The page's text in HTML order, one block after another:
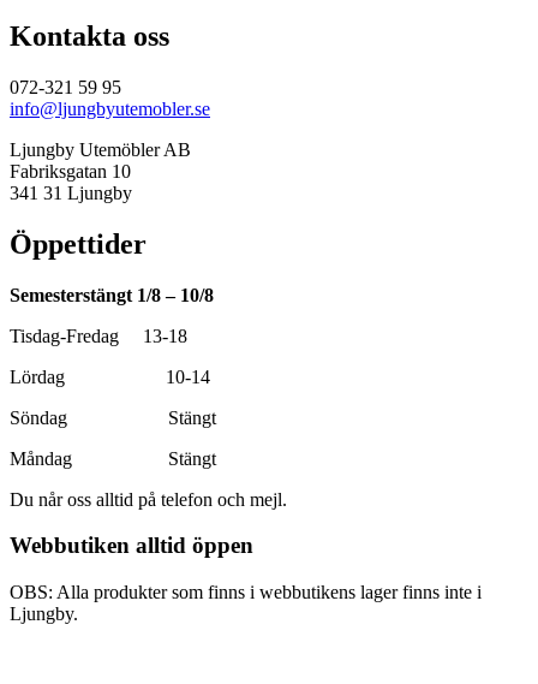
Kontakta oss
072-321 59 95
info@ljungbyutemobler.se
Ljungby Utemöbler AB
Fabriksgatan 10
341 31 Ljungby
Öppettider
Semesterstängt 1/8 – 10/8
Tisdag-Fredag 13-18
Lördag 10-14
Söndag Stängt
Måndag Stängt
Du når oss alltid på telefon och mejl.
Webbutiken alltid öppen
OBS: Alla produkter som finns i webbutikens lager finns inte i
Ljungby.